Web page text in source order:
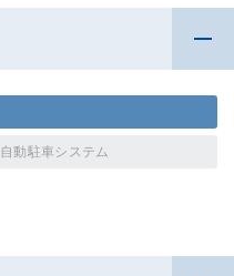
自動駐車システム